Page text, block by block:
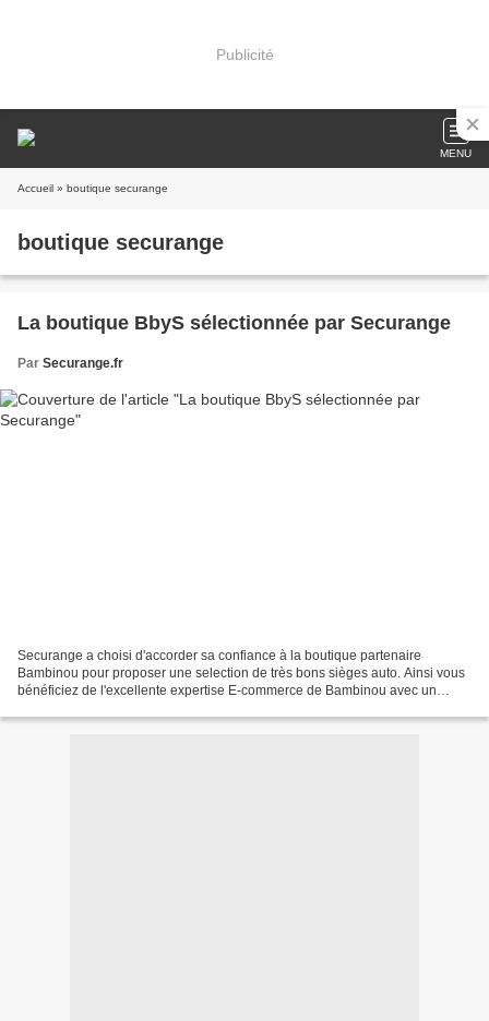
Publicité
MENU
Accueil » boutique securange
boutique securange
La boutique BbyS sélectionnée par Securange
Par Securange.fr
Securange a choisi d'accorder sa confiance à la boutique partenaire
Bambinou pour proposer une selection de très bons sièges auto. Ainsi vous
bénéficiez de l'excellente expertise E-commerce de Bambinou avec un